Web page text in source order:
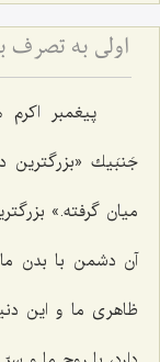
پیغمبر
جَنبَیك
میان گرفته.»
آن دشمن با بدن ما
ظاهری ما و این